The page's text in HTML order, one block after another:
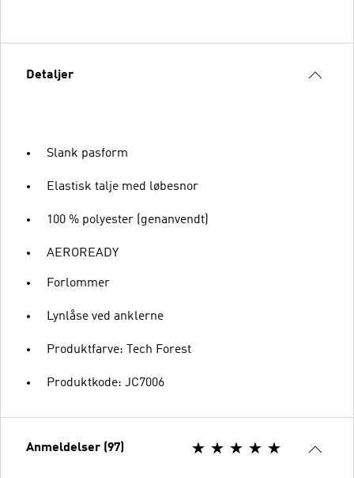
Detaljer
Slank pasform
Elastisk talje med løbesnor
100 % polyester (genanvendt)
AEROREADY
Forlommer
Lynlåse ved anklerne
Produktfarve: Tech Forest
Produktkode: JC7006
Anmeldelser (97)